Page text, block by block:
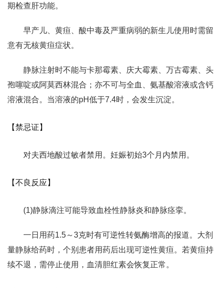
期检查肝功能。
早产儿、黄疸、酸中毒及严重病弱的新生儿使用时需留
意有无核黄疸症状。
静脉注射时不能与卡那霉素、庆大霉素、万古霉素、头
孢噻啶或阿莫西林混合；亦不可与全血、氨基酸溶液或含钙
溶液混合。当溶液的pH低于7.4时，会发生沉淀。
【禁忌证】
对夫西地酸过敏者禁用。妊娠初始3个月内禁用。
【不良反应】
(1)静脉滴注可能导致血栓性静脉炎和静脉痉挛。
一日用药1.5～3克时有可逆性转氨酶增高的报道。大剂
量静脉给药时，个别患者用药后出现可逆性黄疸。若黄疸持
续不退，需停止使用，血清胆红素会恢复正常。